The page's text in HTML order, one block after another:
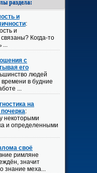
раздела:
и
:
и
Когда-то
...
с
его
людей
времени в будние
...
на
:
некоторыми
и определенными
своё
римляне
значит
знание меха...